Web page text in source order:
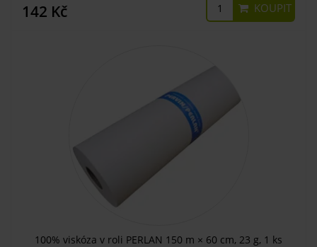
142 Kč KOUPIT
100% viskóza v roli PERLAN 150 m × 60 cm, 23 g, 1 ks